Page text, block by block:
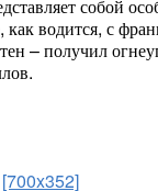
собой
как водится, с
– получил
[700x352]